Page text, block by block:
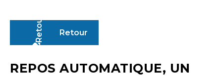
Retour
REPOS AUTOMATIQUE, UN